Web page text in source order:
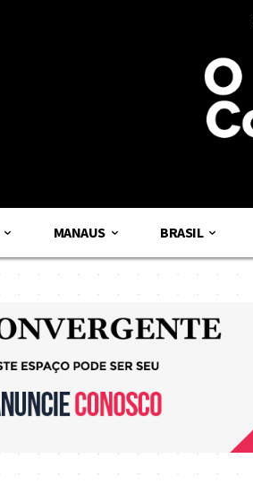
MANAUS BRASIL